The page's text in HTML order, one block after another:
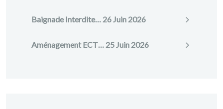
Baignade Interdite… 26 Juin 2026
Aménagement ECT… 25 Juin 2026